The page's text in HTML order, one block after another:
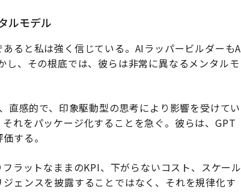
ルモデル
ると私は強く信じている。AIラッパービルダーもA
、その根底では、彼らは非常に異なるメンタルモ
感的で、印象駆動型の思考により影響を受けてい
れをパッケージ化することを急ぐ。彼らは、GPT
する。
ラットなままのKPI、下がらないコスト、スケール
ェンスを披露することではなく、それを規律化す